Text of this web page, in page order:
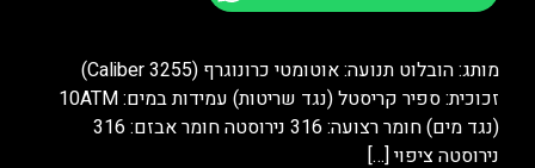
מותג: הובלוט תנועה: אוטומטי כרונוגרף (Caliber 3255)
זכוכית: ספיר קריסטל (נגד שריטות) עמידות במים: 10ATM
(נגד מים) חומר רצועה: 316 נירוסטה חומר אבזם: 316
נירוסטה ציפוי […]